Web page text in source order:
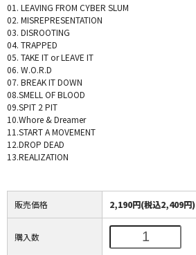
01. LEAVING FROM CYBER SLUM
02. MISREPRESENTATION
03. DISROOTING
04. TRAPPED
05. TAKE IT or LEAVE IT
06. W.O.R.D
07. BREAK IT DOWN
08.SMELL OF BLOOD
09.SPIT 2 PIT
10.Whore & Dreamer
11.START A MOVEMENT
12.DROP DEAD
13.REALIZATION
販売価格 2,190円(税込2,409円)
購入数